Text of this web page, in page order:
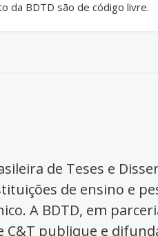
da BDTD são de código livre.
de Teses e
de ensino e
A BDTD, em
publique e